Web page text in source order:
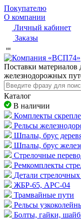
Покупателю
О компании
Личный кабинет
Заказы
Пocтaвки мaтepиaлoв
жeлeзнoдopoжныx
Каталог
В наличии
Комплекты
Рельсы
Шпалы, брус
Шпалы, брус
Стрелочные
Ремкомплекты
Детали
ЖБР-65, АРС-04
Трамвайные пути
Рельсы
Болты, гайки,